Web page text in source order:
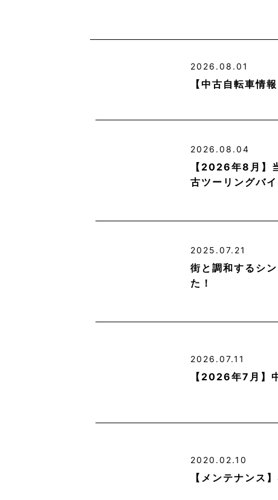
2026.08.01
【中古自転車情
2026.08.04
【2026年8月】
古ツーリングバイ
2025.07.21
街と調和するシ
た！
2026.07.11
【2026年7月】
2020.02.10
【メンテナンス